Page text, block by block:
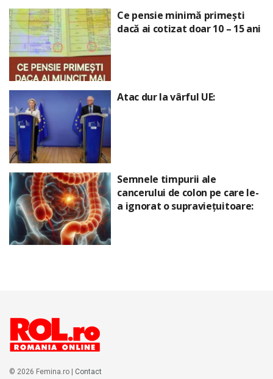
Ce pensie minimă primești
dacă ai cotizat doar 10 – 15 ani
Atac dur la vârful UE:
Semnele timpurii ale
cancerului de colon pe care le-
a ignorat o supraviețuitoare:
© 2026 Femina.ro | Contact